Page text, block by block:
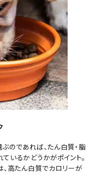
のであれば、たん白質・脂
いるかどうかがポイント。
、高たん白質でカロリーが